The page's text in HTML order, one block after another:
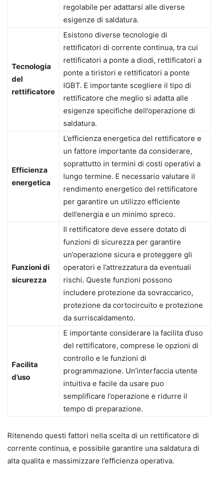
regolabile per adattarsi alle diverse
esigenze di saldatura.
Tecnologia
del
rettificatore
Esistono diverse tecnologie di
rettificatori di corrente continua, tra cui
rettificatori a ponte a diodi, rettificatori a
ponte a tiristori e rettificatori a ponte
IGBT. E importante scegliere il tipo di
rettificatore che meglio si adatta alle
esigenze specifiche dell’operazione di
saldatura.
Efficienza
energetica
L’efficienza energetica del rettificatore e
un fattore importante da considerare,
soprattutto in termini di costi operativi a
lungo termine. E necessario valutare il
rendimento energetico del rettificatore
per garantire un utilizzo efficiente
dell’energia e un minimo spreco.
Funzioni di
sicurezza
Il rettificatore deve essere dotato di
funzioni di sicurezza per garantire
un’operazione sicura e proteggere gli
operatori e l’attrezzatura da eventuali
rischi. Queste funzioni possono
includere protezione da sovraccarico,
protezione da cortocircuito e protezione
da surriscaldamento.
Facilita
d’uso
E importante considerare la facilita d’uso
del rettificatore, comprese le opzioni di
controllo e le funzioni di
programmazione. Un’interfaccia utente
intuitiva e facile da usare puo
semplificare l’operazione e ridurre il
tempo di preparazione.
Ritenendo questi fattori nella scelta di un rettificatore di
corrente continua, e possibile garantire una saldatura di
alta qualita e massimizzare l’efficienza operativa.